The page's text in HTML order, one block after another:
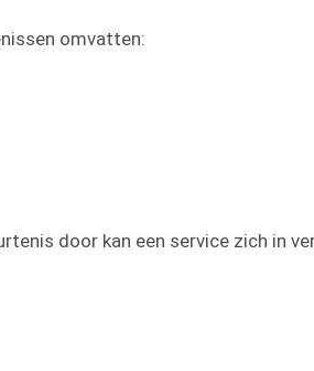
omvatten:
door kan een service zich in